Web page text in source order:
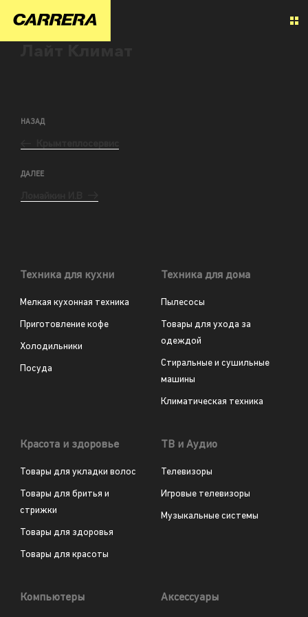
НАЗАД
ДАЛЕЕ
Техника для кухни
Мелкая кухонная техника
Приготовление кофе
Холодильники
Посуда
Техника для дома
Пылесосы
Товары для ухода за
одеждой
Стиральные и сушильные
машины
Климатическая техника
Красота и здоровье
Товары для укладки волос
Товары для бритья и
стрижки
Товары для здоровья
Товары для красоты
ТВ и Аудио
Телевизоры
Игровые телевизоры
Музыкальные системы
Компьютеры Аксессуары